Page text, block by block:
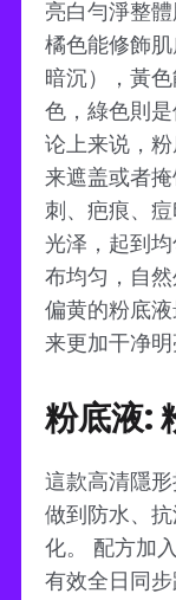
亮白勻淨整
橘色能修飾
暗沉），黃
色，綠色則
论上来说，
来遮盖或者
刺、疤痕、
光泽，起到
布均匀，自
偏黄的粉底
来更加干净明
粉底液:
這款高清隱
做到防水、
化。 配方加
有效全日同